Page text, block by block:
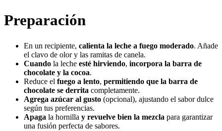
Preparación
En un recipiente, calienta la leche a fuego moderado. Añade
el clavo de olor y las ramitas de canela.
Cuando la leche esté hirviendo, incorpora la barra de
chocolate y la cocoa.
Reduce el fuego a lento, permitiendo que la barra de
chocolate se derrita completamente.
Agrega azúcar al gusto (opcional), ajustando el sabor dulce
según tus preferencias.
Apaga la hornilla y revuelve bien la mezcla para garantizar
una fusión perfecta de sabores.